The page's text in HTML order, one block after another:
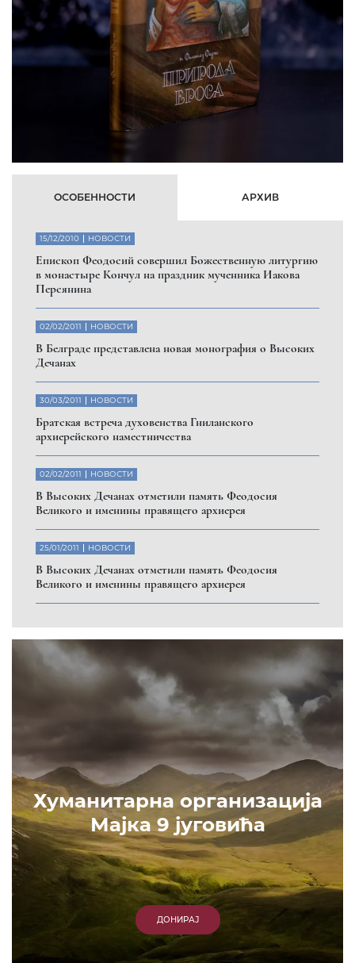
ОСОБЕННОСТИ АРХИВ
15/12/2010 НОВОСТИ
Eпископ Феодосий совершил Божественную литургию
в монастыре Кончул на праздник мученника Иакова
Персянина
02/02/2011 НОВОСТИ
В Белграде представлена новая монография о Высоких
Дечанах
30/03/2011 НОВОСТИ
Братская встреча духовенства Гниланского
архиерейского наместничества
02/02/2011 НОВОСТИ
В Высоких Дечанах отметили память Феодосия
Великого и именины правящего архиерея
25/01/2011 НОВОСТИ
В Высоких Дечанах отметили память Феодосия
Великого и именины правящего архиерея
Хуманитарна организација
Мајка 9 југовића
ДОНИРАЈ